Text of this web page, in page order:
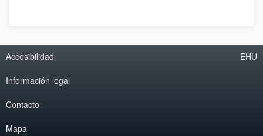
Accesibilidad
Información legal
Contacto
Mapa
EHU